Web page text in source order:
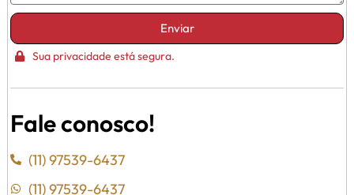
Enviar
Sua privacidade está segura.
Fale conosco!
(11) 97539-6437
(11) 97539-6437